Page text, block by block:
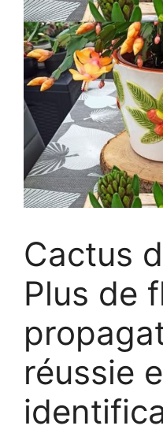
Cactus
Plus de
réussie